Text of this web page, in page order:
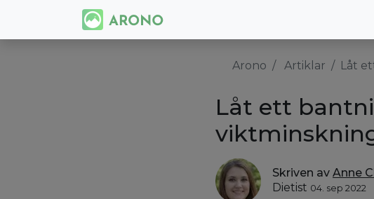
Arono Artiklar Låt
Låt ett
Skriven av Anne
Dietist 04. sep 2022